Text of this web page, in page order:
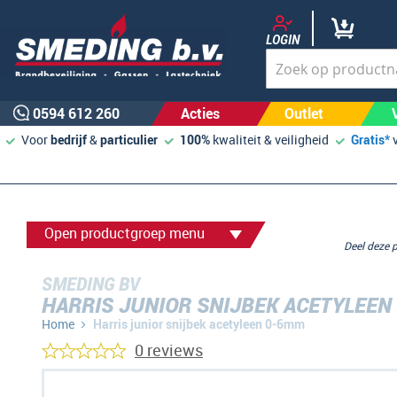
LOGIN
0594 612 260 Acties Outlet
Voorbedrijf&particulier 100% kwaliteit & veiligheid Gratis*
Open productgroep menu
SMEDING BV
HARRIS JUNIOR SNIJBEK
Home Harris junior snijbek acetyleen 0-6mm
Deel
0 reviews
Ga